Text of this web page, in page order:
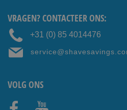
VRAGEN? CONTACTEER ONS:
+31 (0) 85 4014476
VOLG ONS